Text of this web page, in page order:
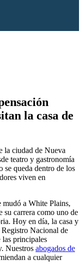
la casa de
la ciudad de Nueva
teatro y gastronomía
se queda dentro de los
viven en
mudó a White Plains,
su carrera como uno de
Hoy en día, la casa y
Nacional de
principales
Nuestros abogados de
a cualquier